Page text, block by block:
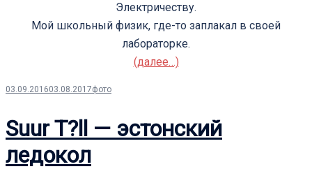
Электричеству.
Мой школьный физик, где-то заплакал в своей
лабораторке.
(далее…)
03.09.201603.08.2017фото
Suur T?ll — эстонский
ледокол